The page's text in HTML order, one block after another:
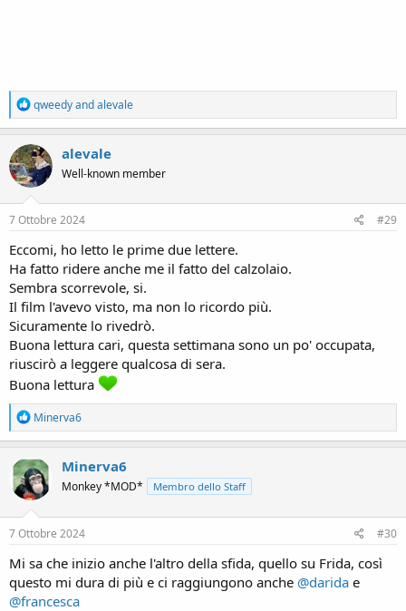
R
e
a
c
t
i
o
n
s
qweedyandalevale
alevale
Well-known member
7 Ottobre 2024 #29
Eccomi, ho letto le prime due lettere.
Ha fatto ridere anche me il fatto del calzolaio.
Sembra scorrevole, si.
Il film l'avevo visto, ma non lo ricordo più.
Sicuramente lo rivedrò.
Buona lettura cari, questa settimana sono un po' occupata,
riuscirò a leggere qualcosa di sera.
Buona lettura
R
e
a
c
t
i
o
n
s
Minerva6
Minerva6
Monkey *MOD* Membro dello Staff
7 Ottobre 2024 #30
Mi sa che inizio anche l'altro della sfida, quello su Frida, così
questo mi dura di più e ci raggiungono anche @darida e
@francesca